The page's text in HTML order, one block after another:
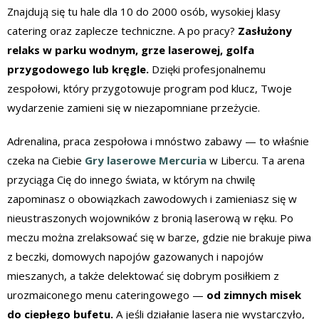
Znajdują się tu hale dla 10 do 2000 osób, wysokiej klasy
catering oraz zaplecze techniczne. A po pracy? Zasłużony
relaks w parku wodnym, grze laserowej, golfa
przygodowego lub kręgle. Dzięki profesjonalnemu
zespołowi, który przygotowuje program pod klucz, Twoje
wydarzenie zamieni się w niezapomniane przeżycie.
Adrenalina, praca zespołowa i mnóstwo zabawy — to właśnie
czeka na Ciebie Gry laserowe Mercuria w Libercu. Ta arena
przyciąga Cię do innego świata, w którym na chwilę
zapominasz o obowiązkach zawodowych i zamieniasz się w
nieustraszonych wojowników z bronią laserową w ręku. Po
meczu można zrelaksować się w barze, gdzie nie brakuje piwa
z beczki, domowych napojów gazowanych i napojów
mieszanych, a także delektować się dobrym posiłkiem z
urozmaiconego menu cateringowego — od zimnych misek
do ciepłego bufetu. A jeśli działanie lasera nie wystarczyło,